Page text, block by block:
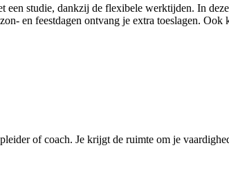
studie, dankzij de flexibele werktijden. In
en feestdagen ontvang je extra toeslagen.
of coach. Je krijgt de ruimte om je